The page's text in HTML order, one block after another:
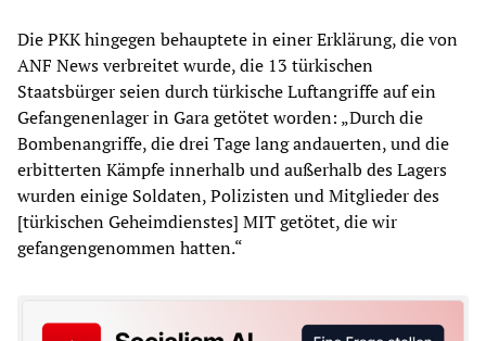
Die PKK hingegen behauptete in einer Erklärung, die von
ANF News verbreitet wurde, die 13 türkischen
Staatsbürger seien durch türkische Luftangriffe auf ein
Gefangenenlager in Gara getötet worden: „Durch die
Bombenangriffe, die drei Tage lang andauerten, und die
erbitterten Kämpfe innerhalb und außerhalb des Lagers
wurden einige Soldaten, Polizisten und Mitglieder des
[türkischen Geheimdienstes] MIT getötet, die wir
gefangengenommen hatten.“